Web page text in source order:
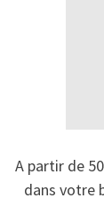
A partir de
dans votre